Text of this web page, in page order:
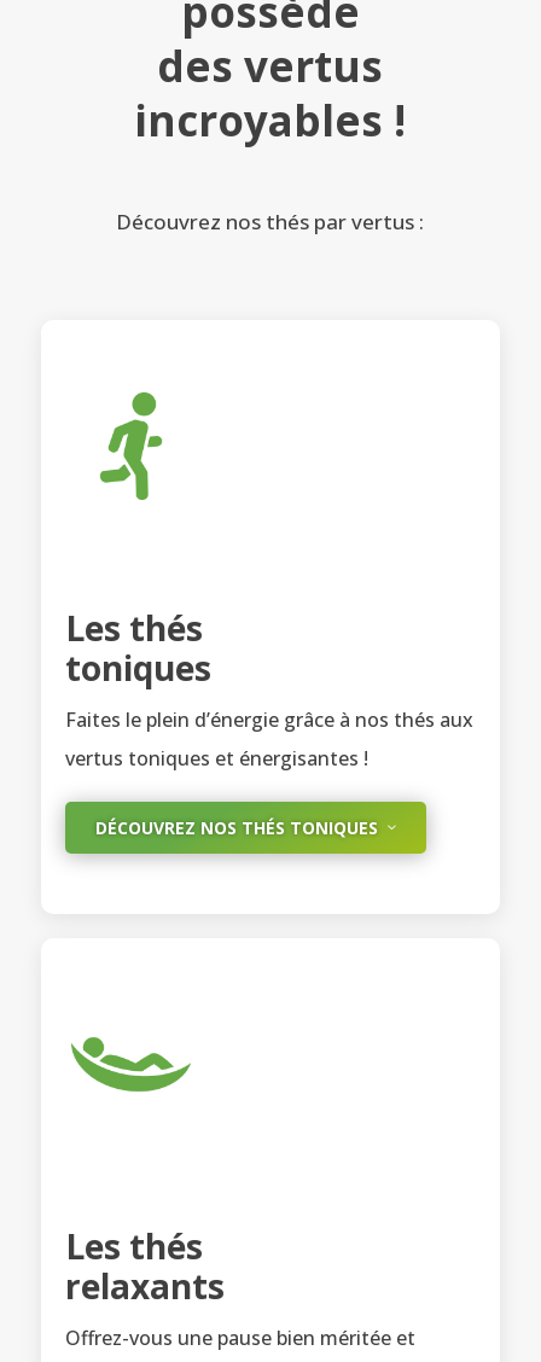
possède
des vertus
incroyables !
Découvrez nos thés par vertus :
Les thés
toniques
Faites le plein d’énergie grâce à nos thés aux
vertus toniques et énergisantes !
DÉCOUVREZ NOS THÉS TONIQUES
Les thés
relaxants
Offrez-vous une pause bien méritée et